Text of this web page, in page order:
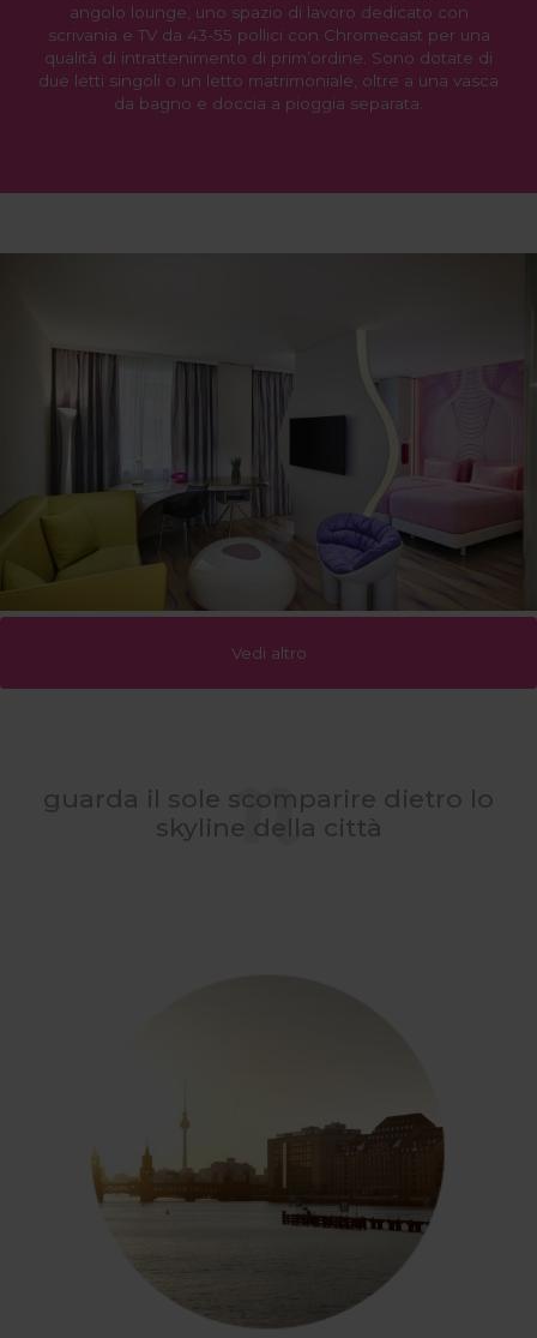
angolo lounge, uno spazio di lavoro dedicato con
scrivania e TV da 43-55 pollici con Chromecast per una
qualità di intrattenimento di prim’ordine. Sono dotate di
due letti singoli o un letto matrimoniale, oltre a una vasca
da bagno e doccia a pioggia separata.
Vedi altro
guarda il sole scomparire dietro lo
skyline della città